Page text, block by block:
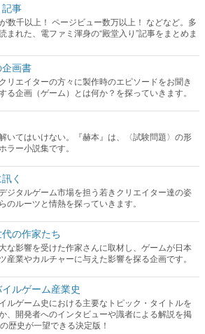
事
数千以上！ ページビュー数万以上！ などなど。多
まれた、電ファミ渾身の“殿堂入り”記事をまとめま
画書
リエイターの方々に製作時のエピソードをお聞き
る企画（ゲーム）とは何か？を探っていきます。
いてはいけない。『赫本』は、〈試験問題〉の形
ラー小説集です。
く
ジタルゲーム市場を担う若きクリエイター達の姿
のルーツと情熱を探っていきます。
の作家たち
な影響を受けた作家さんに取材し、ゲームが日本
産業やカルチャーに与えた影響を探る企画です。
ルゲーム産業史
ルゲーム史における主要なトピック・タイトルを
、開発者へのインタビューや識者による解説を掲
歴史が一望できる決定版！